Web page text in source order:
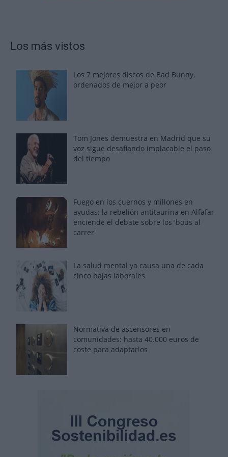
Los más vistos
Los 7 mejores discos de Bad Bunny,
ordenados de mejor a peor
Tom Jones demuestra en Madrid que su
voz sigue desafiando implacable el paso
del tiempo
Fuego en los cuernos y millones en
ayudas: la rebelión antitaurina en Alfafar
enciende el debate sobre los 'bous al
carrer'
La salud mental ya causa una de cada
cinco bajas laborales
Normativa de ascensores en
comunidades: hasta 40.000 euros de
coste para adaptarlos